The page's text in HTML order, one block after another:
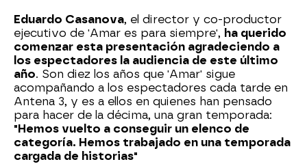
Eduardo Casanova, el director y co-productor
ejecutivo de 'Amar es para siempre', ha querido
comenzar esta presentación agradeciendo a
los espectadores la audiencia de este último
año. Son diez los años que 'Amar' sigue
acompañando a los espectadores cada tarde en
Antena 3, y es a ellos en quienes han pensado
para hacer de la décima, una gran temporada:
"Hemos vuelto a conseguir un elenco de
categoría. Hemos trabajado en una temporada
cargada de historias"